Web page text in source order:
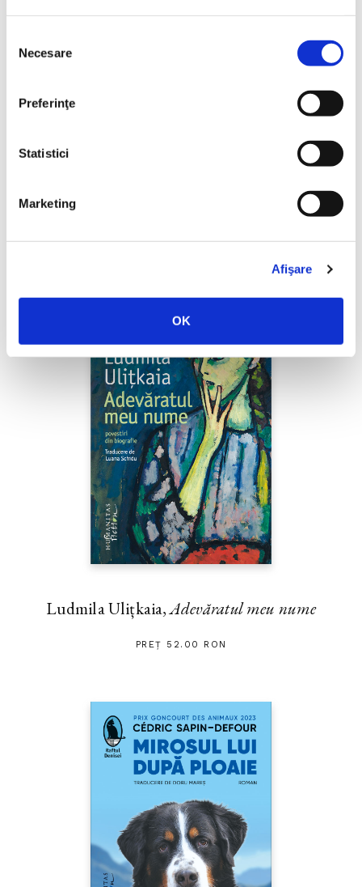
consimțământului
Necesare
Preferinţe
Statistici
Marketing
Afişare
OK
Numele meu e Nevinovăție
Ludmila Ulițkaia,Adevăratul meu nume
PREȚ 52.00 RON